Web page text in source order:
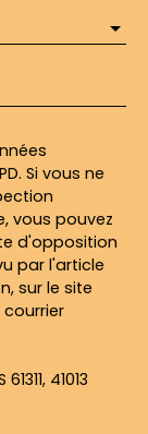
Si vous ne
vous pouvez
d'opposition
par l'article
sur le site
41013